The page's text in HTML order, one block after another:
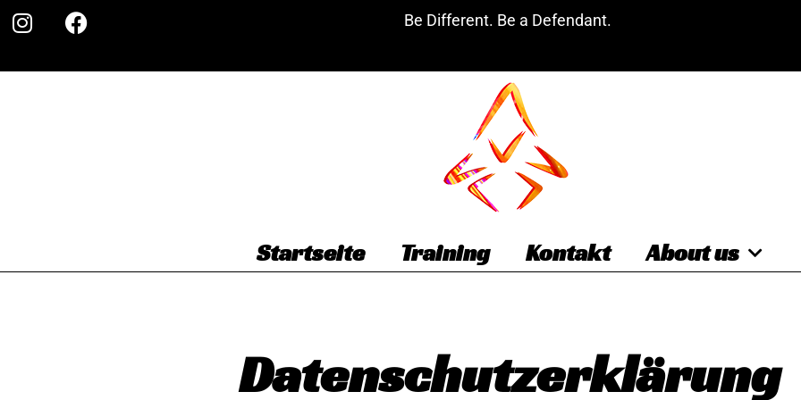
Be Different. Be a Defendant.
Startseite Training Kontakt About us
Datenschutzerklärung